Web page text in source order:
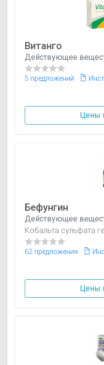
Витанго
Действующее
5 предложений
Цены
Бефунгин
Действующее
Кобальта сульфата
62 предложения
Цены